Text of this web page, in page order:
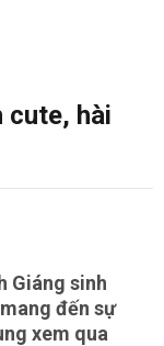
cute, hài
Giáng sinh
đến sự
xem qua